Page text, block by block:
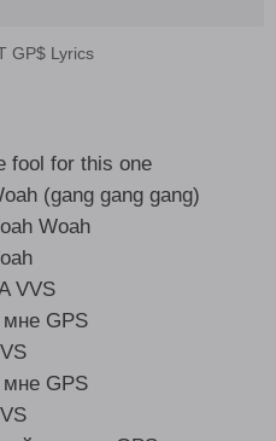
GP$ Lyrics
fool for this one
(gang gang gang)
Woah
VVS
GPS
GPS